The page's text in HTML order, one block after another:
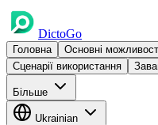
DictoGo
Головна Основні
Сценарії використання
Більше
Ukrainian